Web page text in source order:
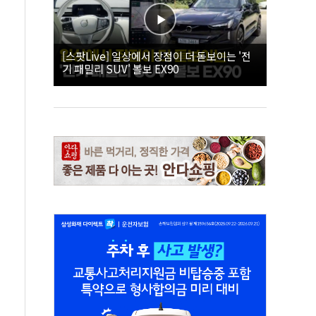
[스팟Live] 일상에서 장점이 더 돋보이는 '전
기 패밀리 SUV' 볼보 EX90